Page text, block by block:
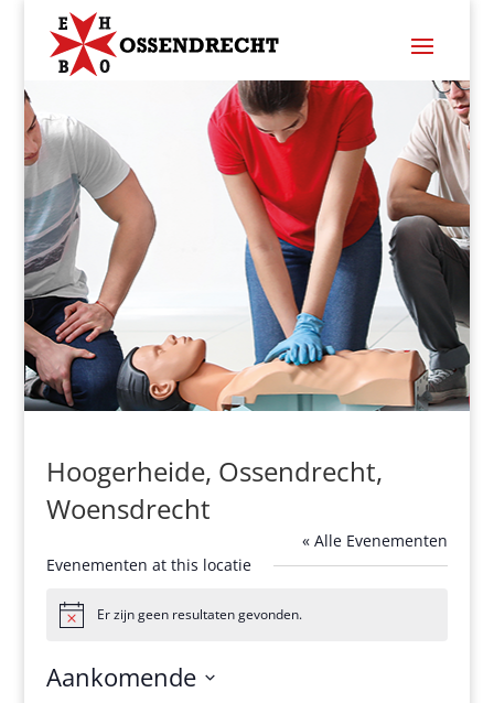
Hoogerheide, Ossendrecht,
Woensdrecht
« Alle Evenementen
Evenementen at this locatie
BerichtEr zijn geen resultaten gevonden.
Aankomende